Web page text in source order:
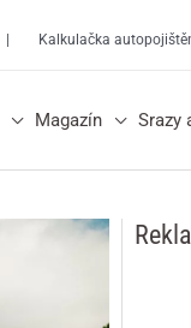
Kalkulačka
Magazín Srazy